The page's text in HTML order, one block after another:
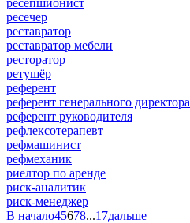
ресечер
реставратор
реставратор мебели
ресторатор
ретушёр
референт
референт генерального директора
референт руководителя
рефлексотерапевт
рефмашинист
рефмеханик
риелтор по аренде
риск-аналитик
риск-менеджер
В начало45678...17дальше